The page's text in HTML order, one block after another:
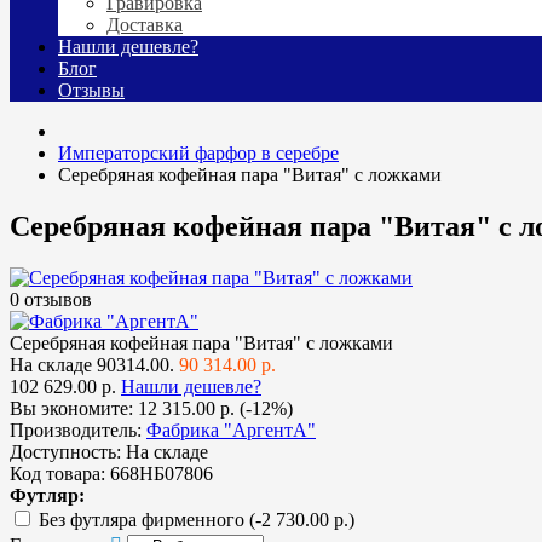
Доставка
Нашли дешевле?
Блог
Отзывы
Императорский фарфор в серебре
Серебряная кофейная пара "Витая" с ложками
Серебряная кофейная пара "Витая" с
0 отзывов
Серебряная кофейная пара "Витая" с ложками
На складе 90314.00. 90 314.00 р.
102 629.00 р. Нашли дешевле?
Вы экономите: 12 315.00 р. (-12%)
Производитель: Фабрика "АргентА"
Доступность: На складе
Код товара: 668НБ07806
Футляр:
Без футляра фирменного (-2 730.00 р.)